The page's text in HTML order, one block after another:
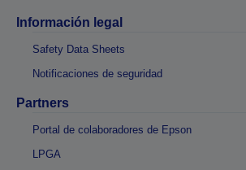
Información legal
Safety Data Sheets
Notificaciones de seguridad
Partners
Portal de colaboradores de Epson
LPGA